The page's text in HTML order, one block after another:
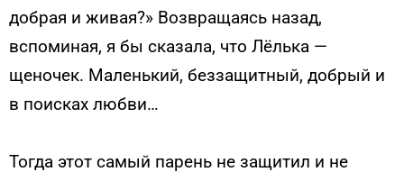
добрая и живая?» Возвращаясь назад,
вспоминая, я бы сказала, что Лёлька —
щеночек. Маленький, беззащитный, добрый и
в поисках любви…
Тогда этот самый парень не защитил и не